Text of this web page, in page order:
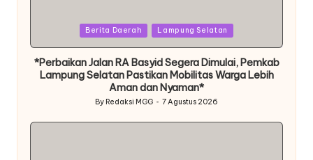
Berita Daerah Lampung Selatan
*Perbaikan Jalan RA Basyid Segera Dimulai, Pemkab
Lampung Selatan Pastikan Mobilitas Warga Lebih
Aman dan Nyaman*
Posted
by
By Redaksi MGG 7 Agustus 2026